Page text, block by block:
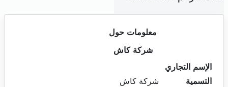
معلومات حول
شركة كاش
الإسم التجاري
التسمية
شركة كاش